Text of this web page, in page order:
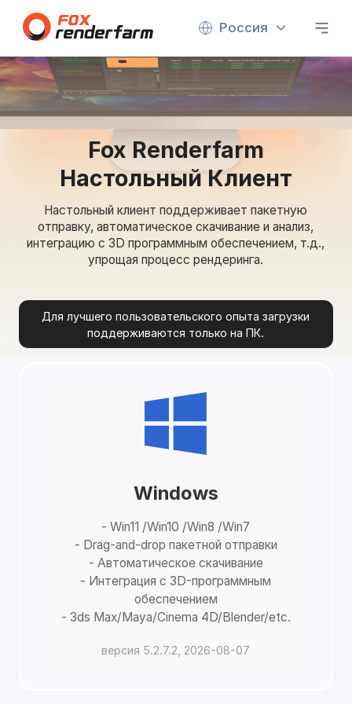
Россия
Fox Renderfarm
Настольный Клиент
Настольный клиент поддерживает пакетную
отправку, автоматическое скачивание и анализ,
интеграцию с 3D программным обеспечением, т.д.,
упрощая процесс рендеринга.
Для лучшего пользовательского опыта загрузки
поддерживаются только на ПК.
Windows
- Win11 /Win10 /Win8 /Win7
- Drag-and-drop пакетной отправки
- Автоматическое скачивание
- Интеграция с 3D-программным
обеспечением
- 3ds Max/Maya/Cinema 4D/Blender/etc.
версия 5.2.7.2, 2026-08-07